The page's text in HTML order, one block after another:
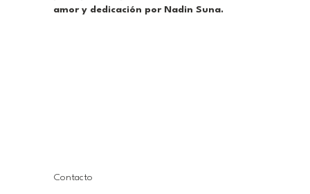
amor y dedicación por Nadin Suna.
Contacto